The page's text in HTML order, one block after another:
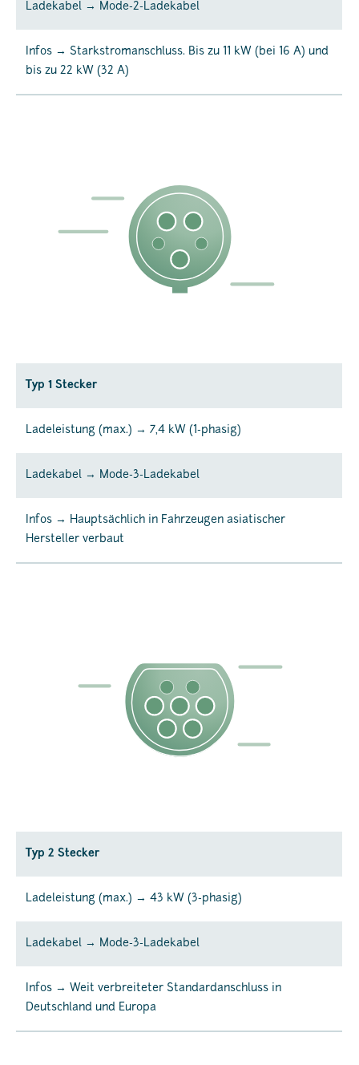
Ladekabel → Mode-2-Ladekabel
Infos → Starkstromanschluss. Bis zu 11 kW (bei 16 A) und
bis zu 22 kW (32 A)
Typ 1 Stecker
Ladeleistung (max.) → 7,4 kW (1-phasig)
Ladekabel → Mode-3-Ladekabel
Infos → Hauptsächlich in Fahrzeugen asiatischer
Hersteller verbaut
Typ 2 Stecker
Ladeleistung (max.) → 43 kW (3-phasig)
Ladekabel → Mode-3-Ladekabel
Infos → Weit verbreiteter Standardanschluss in
Deutschland und Europa